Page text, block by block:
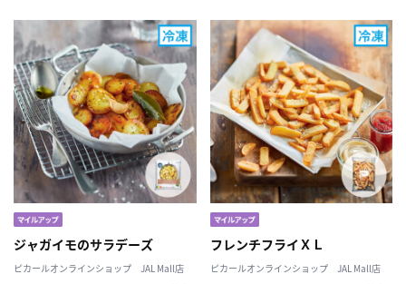
ジャガイモのサラデーズ
ピカールオンラインショップ JAL Mall店
フレンチフライＸＬ
ピカールオンラインショップ JAL Mall店